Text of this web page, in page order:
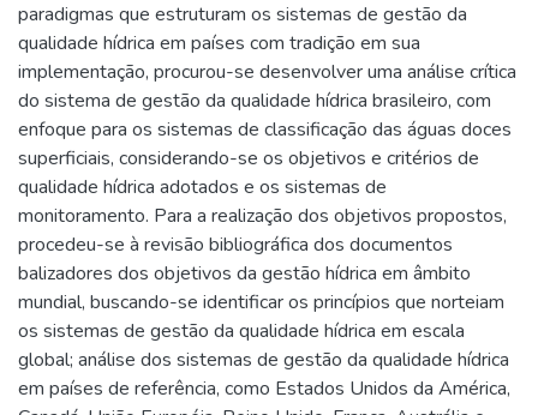
paradigmas que estruturam os sistemas de gestão da
qualidade hídrica em países com tradição em sua
implementação, procurou-se desenvolver uma análise crítica
do sistema de gestão da qualidade hídrica brasileiro, com
enfoque para os sistemas de classificação das águas doces
superficiais, considerando-se os objetivos e critérios de
qualidade hídrica adotados e os sistemas de
monitoramento. Para a realização dos objetivos propostos,
procedeu-se à revisão bibliográfica dos documentos
balizadores dos objetivos da gestão hídrica em âmbito
mundial, buscando-se identificar os princípios que norteiam
os sistemas de gestão da qualidade hídrica em escala
global; análise dos sistemas de gestão da qualidade hídrica
em países de referência, como Estados Unidos da América,